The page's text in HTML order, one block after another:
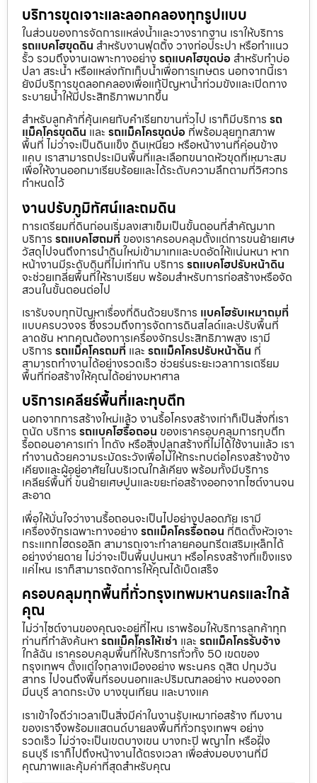
บริการขุดเจาะและลอกคลองทุกรูปแบบ
ในส่วนของการจัดการแหล่งน้ำและวางรากฐาน เราให้บริการ
รถแบคโฮขุดดิน สำหรับงานฟุตติ้ง วางท่อประปา หรือทำแนว
รั้ว รวมถึงงานเฉพาะทางอย่าง รถแบคโฮขุดบ่อ สำหรับทำบ่อ
ปลา สระน้ำ หรือแหล่งกักเก็บน้ำเพื่อการเกษตร นอกจากนี้เรา
ยังมีบริการขุดลอกคลองเพื่อแก้ปัญหาน้ำท่วมขังและเปิดทาง
ระบายน้ำให้มีประสิทธิภาพมากขึ้น
สำหรับลูกค้าที่คุ้นเคยกับคำเรียกขานทั่วไป เราก็มีบริการ รถ
แม็คโครขุดดิน และ รถแม็คโครขุดบ่อ ที่พร้อมลุยทุกสภาพ
พื้นที่ ไม่ว่าจะเป็นดินแข็ง ดินเหนียว หรือหน้างานที่ค่อนข้าง
แคบ เราสามารถประเมินพื้นที่และเลือกขนาดหัวขุดที่เหมาะสม
เพื่อให้งานออกมาเรียบร้อยและได้ระดับความลึกตามที่วิศวกร
กำหนดไว้
งานปรับภูมิทัศน์และถมดิน
การเตรียมที่ดินก่อนเริ่มลงเสาเข็มเป็นขั้นตอนที่สำคัญมาก
บริการ รถแบคโฮถมที่ ของเราครอบคลุมตั้งแต่การขนย้ายเศษ
วัสดุไปจนถึงการนำดินใหม่เข้ามาเทและบดอัดให้แน่นหนา หาก
หน้างานมีระดับดินที่ไม่เท่ากัน บริการ รถแบคโฮปรับหน้าดิน
จะช่วยเกลี่ยพื้นที่ให้ราบเรียบ พร้อมสำหรับการก่อสร้างหรือจัด
สวนในขั้นตอนต่อไป
เรารับจบทุกปัญหาเรื่องที่ดินด้วยบริการ แบคโฮรับเหมาถมที่
แบบครบวงจร ซึ่งรวมถึงการจัดการดินสไลด์และปรับพื้นที่
ลาดชัน หากคุณต้องการเครื่องจักรประสิทธิภาพสูง เรามี
บริการ รถแม็คโครถมที่ และ รถแม็คโครปรับหน้าดิน ที่
สามารถทำงานได้อย่างรวดเร็ว ช่วยร่นระยะเวลาการเตรียม
พื้นที่ก่อสร้างให้คุณได้อย่างมหาศาล
บริการเคลียร์พื้นที่และทุบตึก
นอกจากการสร้างใหม่แล้ว งานรื้อโครงสร้างเก่าก็เป็นสิ่งที่เรา
ถนัด บริการ รถแบคโฮรื้อถอน ของเราครอบคลุมการทุบตึก
รื้อถอนอาคารเก่า โกดัง หรือสิ่งปลูกสร้างที่ไม่ได้ใช้งานแล้ว เรา
ทำงานด้วยความระมัดระวังเพื่อไม่ให้กระทบต่อโครงสร้างข้าง
เคียงและผู้อยู่อาศัยในบริเวณใกล้เคียง พร้อมทั้งมีบริการ
เคลียร์พื้นที่ ขนย้ายเศษปูนและขยะก่อสร้างออกจากไซต์งานจน
สะอาด
เพื่อให้มั่นใจว่างานรื้อถอนจะเป็นไปอย่างปลอดภัย เรามี
เครื่องจักรเฉพาะทางอย่าง รถแม็คโครรื้อถอน ที่ติดตั้งหัวเจาะ
กระแทกไฮดรอลิก สามารถเจาะทำลายคอนกรีตเสริมเหล็กได้
อย่างง่ายดาย ไม่ว่าจะเป็นพื้นปูนหนา หรือโครงสร้างที่แข็งแรง
แค่ไหน เราก็สามารถจัดการให้คุณได้เบ็ดเสร็จ
ครอบคลุมทุกพื้นที่ทั่วกรุงเทพมหานครและใกล้
คุณ
ไม่ว่าไซต์งานของคุณจะอยู่ที่ไหน เราพร้อมให้บริการลูกค้าทุก
ท่านที่กำลังค้นหา รถแม็คโครให้เช่า และ รถแม็คโครรับจ้าง
ใกล้ฉัน เราครอบคลุมพื้นที่ให้บริการทั่วทั้ง 50 เขตของ
กรุงเทพฯ ตั้งแต่ใจกลางเมืองอย่าง พระนคร ดุสิต ปทุมวัน
สาทร ไปจนถึงพื้นที่รอบนอกและปริมณฑลอย่าง หนองจอก
มีนบุรี ลาดกระบัง บางขุนเทียน และบางแค
เราเข้าใจดีว่าเวลาเป็นสิ่งมีค่าในงานรับเหมาก่อสร้าง ทีมงาน
ของเราจึงพร้อมแสตนด์บายลงพื้นที่ทั่วกรุงเทพฯ อย่าง
รวดเร็ว ไม่ว่าจะเป็นเขตบางเขน บางกะปิ พญาไท หรือฝั่ง
ธนบุรี เราก็ไปถึงหน้างานได้ตรงเวลา เพื่อส่งมอบงานที่มี
คุณภาพและคุ้มค่าที่สุดสำหรับคุณ